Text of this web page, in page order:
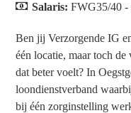
Salaris:FWG35/40 -
Ben jij Verzorgende IG
één locatie, maar toch
dat beter voelt? In
loondienstverband
bij één zorginstelling